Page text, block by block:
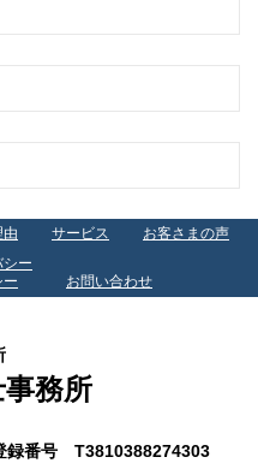
由 サービス お客さまの声
ー
お問い合わせ
務所
号 T3810388274303